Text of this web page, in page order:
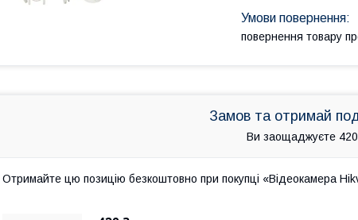
повернення товару
Замов та отримай
Ви заощаджуєте
Отримайте цю позицію безкоштовно при покупці «Відеокамера